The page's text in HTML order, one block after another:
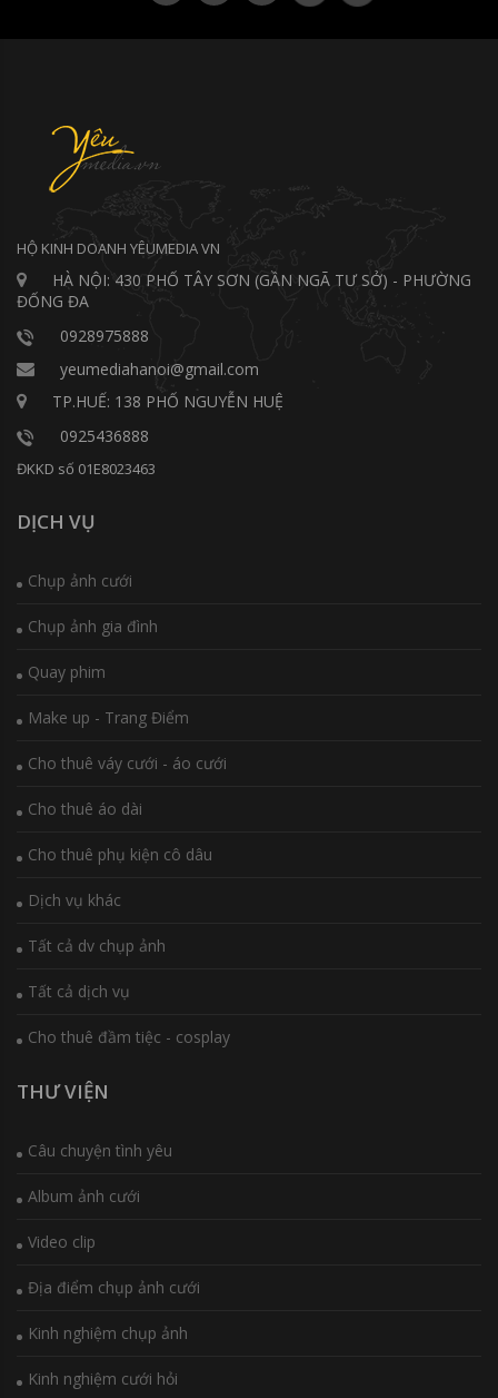
HỘ KINH DOANH YÊUMEDIA VN
HÀ NỘI: 430 PHỐ TÂY SƠN (GẦN NGÃ TƯ SỞ) - PHƯỜNG
ĐỐNG ĐA
0928975888
yeumediahanoi@gmail.com
TP.HUẾ: 138 PHỐ NGUYỄN HUỆ
0925436888
ĐKKD số 01E8023463
DỊCH VỤ
Chụp ảnh cưới
Chụp ảnh gia đình
Quay phim
Make up - Trang Điểm
Cho thuê váy cưới - áo cưới
Cho thuê áo dài
Cho thuê phụ kiện cô dâu
Dịch vụ khác
Tất cả dv chụp ảnh
Tất cả dịch vụ
Cho thuê đầm tiệc - cosplay
THƯ VIỆN
Câu chuyện tình yêu
Album ảnh cưới
Video clip
Địa điểm chụp ảnh cưới
Kinh nghiệm chụp ảnh
Kinh nghiệm cưới hỏi